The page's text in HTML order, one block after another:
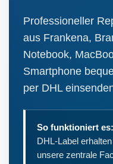
Professioneller
aus Frankena,
Notebook,
Smartphone
per DHL
So funktioniert es:
DHL-Label
unsere zentrale